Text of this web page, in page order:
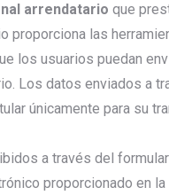
arrendatario que
proporciona las
los usuarios puedan
Los datos enviados a
únicamente para su
a través del
proporcionado en